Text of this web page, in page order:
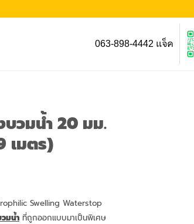
063-898-4442 แจ็ค
วมน้ำ 20 มม.
เมตร)
Swelling Waterstop
มน้ำ ที่ถูกออกแบบมาเป็นพิเศษ